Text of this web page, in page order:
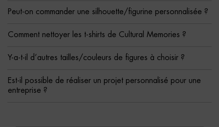
Peut-on commander une silhouette/figurine personnalisée ?
Comment nettoyer les t-shirts de Cultural Memories ?
Y-a-t-il d’autres tailles/couleurs de figures à choisir ?
Est-il possible de réaliser un projet personnalisé pour une
entreprise ?